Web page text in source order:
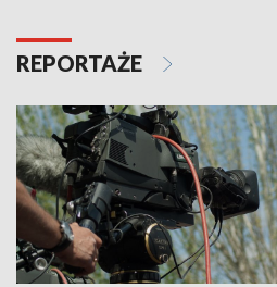
REPORTAŻE